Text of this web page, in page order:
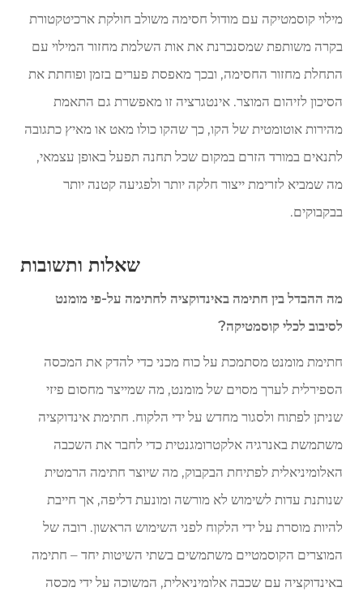
מילוי קוסמטיקה עם מודול חסימה משולב חולקת ארכיטקטורת
בקרה משותפת שמסנכרנת את אות השלמת מחזור המילוי עם
התחלת מחזור החסימה, ובכך מאפסת פערים בזמן ופוחתת את
הסיכון לזיהום המוצר. אינטגרציה זו מאפשרת גם התאמת
מהירות אוטומטית של הקו, כך שהקו כולו מאט או מאיץ כתגובה
לתנאים במורד הזרם במקום שכל תחנה תפעל באופן עצמאי,
מה שמביא לזרימת ייצור חלקה יותר ולפגיעה קטנה יותר
בבקבוקים.
שאלות ותשובות
מה ההבדל בין חתימה באינדוקציה לחתימה על-פי מומנט
לסיבוב לכלי קוסמטיקה?
חתימת מומנט מסתמכת על כוח מכני כדי להדק את המכסה
הספירלית לערך מסוים של מומנט, מה שמייצר מחסום פיזי
שניתן לפתוח ולסגור מחדש על ידי הלקוח. חתימת אינדוקציה
משתמשת באנרגיה אלקטרומגנטית כדי לחבר את השכבה
האלומיניאלית לפתיחת הבקבוק, מה שיוצר חתימה הרמטית
שנותנת עדות לשימוש לא מורשה ומונעת דליפה, אך חייבת
להיות מוסרת על ידי הלקוח לפני השימוש הראשון. רובה של
המוצרים הקוסמטיים משתמשים בשתי השיטות יחד – חתימה
באינדוקציה עם שכבה אלומיניאלית, המשוכה על ידי מכסה